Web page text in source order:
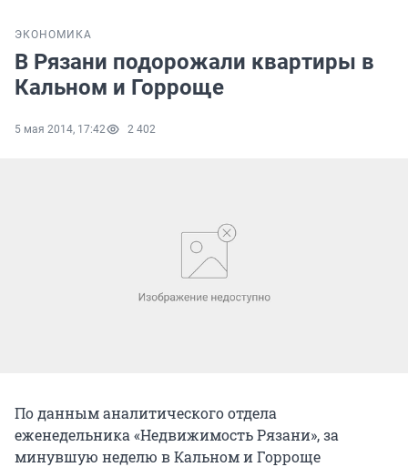
ЭКОНОМИКА
В Рязани подорожали квартиры в
Кальном и Горроще
5 мая 2014, 17:42 2 402
По данным аналитического отдела
еженедельника «Недвижимость Рязани», за
минувшую неделю в Кальном и Горроще